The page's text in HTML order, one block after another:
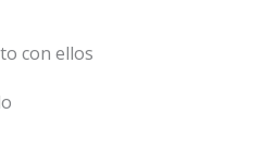
con ellos